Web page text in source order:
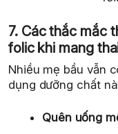
7. Các thắc mắc
folic khi mang
Nhiều mẹ bầu vẫn
dụng dưỡng chất
Quên uống